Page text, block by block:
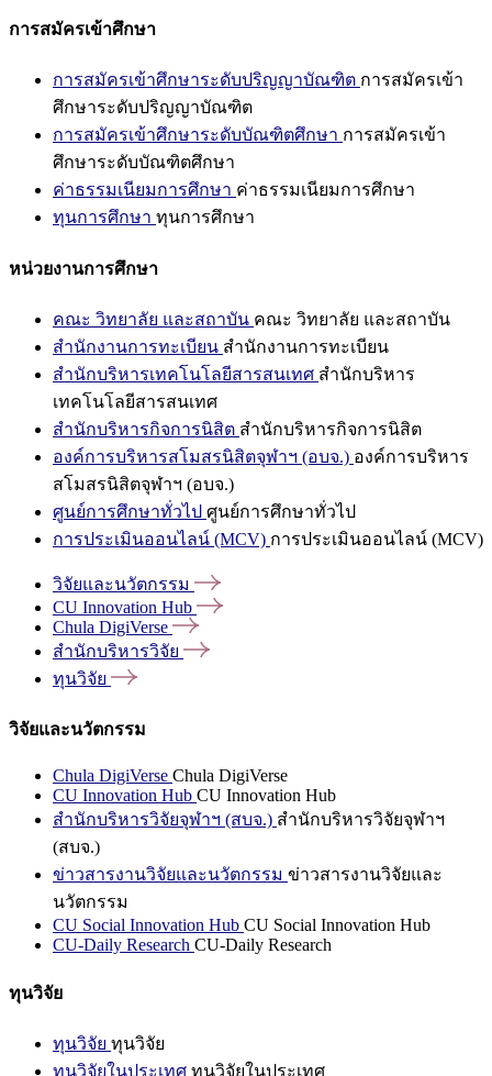
การสมัครเข้าศึกษา
การสมัครเข้าศึกษาระดับปริญญาบัณฑิต การสมัครเข้า
ศึกษาระดับปริญญาบัณฑิต
การสมัครเข้าศึกษาระดับบัณฑิตศึกษา การสมัครเข้า
ศึกษาระดับบัณฑิตศึกษา
ค่าธรรมเนียมการศึกษา ค่าธรรมเนียมการศึกษา
ทุนการศึกษา ทุนการศึกษา
หน่วยงานการศึกษา
คณะ วิทยาลัย และสถาบัน คณะ วิทยาลัย และสถาบัน
สำนักงานการทะเบียน สำนักงานการทะเบียน
สำนักบริหารเทคโนโลยีสารสนเทศ สำนักบริหาร
เทคโนโลยีสารสนเทศ
สำนักบริหารกิจการนิสิต สำนักบริหารกิจการนิสิต
องค์การบริหารสโมสรนิสิตจุฬาฯ (อบจ.) องค์การบริหาร
สโมสรนิสิตจุฬาฯ (อบจ.)
ศูนย์การศึกษาทั่วไป ศูนย์การศึกษาทั่วไป
การประเมินออนไลน์ (MCV) การประเมินออนไลน์ (MCV)
วิจัยและนวัตกรรม
CU Innovation Hub
Chula DigiVerse
สำนักบริหารวิจัย
ทุนวิจัย
วิจัยและนวัตกรรม
Chula DigiVerse Chula DigiVerse
CU Innovation Hub CU Innovation Hub
สำนักบริหารวิจัยจุฬาฯ (สบจ.) สำนักบริหารวิจัยจุฬาฯ
(สบจ.)
ข่าวสารงานวิจัยและนวัตกรรม ข่าวสารงานวิจัยและ
นวัตกรรม
CU Social Innovation Hub CU Social Innovation Hub
CU-Daily Research CU-Daily Research
ทุนวิจัย
ทุนวิจัย ทุนวิจัย
ทุนวิจัยในประเทศ ทุนวิจัยในประเทศ